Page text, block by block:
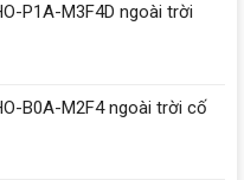
P1A-M3F4D ngoài trời
B0A-M2F4 ngoài trời cố